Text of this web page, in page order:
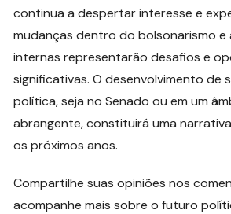
continua a despertar interesse e
mudanças dentro do bolsonarismo e
internas representarão desafios e
significativas. O desenvolvimento de
política, seja no Senado ou em um
abrangente, constituirá uma
os próximos anos.
Compartilhe suas opiniões nos
acompanhe mais sobre o futuro